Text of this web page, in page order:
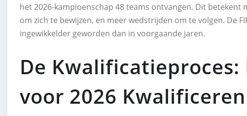
het 2026-kampioenschap 48 teams ontvangen. Dit
om zich te bewijzen, en meer wedstrijden om te volgen. De
ingewikkelder geworden dan in voorgaande jaren.
De Kwalificatieproces:
voor 2026 Kwalificeren